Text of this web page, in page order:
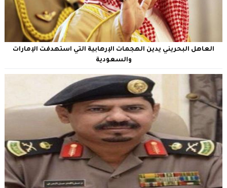
العاهل البحريني يدين الهجمات الإرهابية التي استهدفت الإمارات
والسعودية